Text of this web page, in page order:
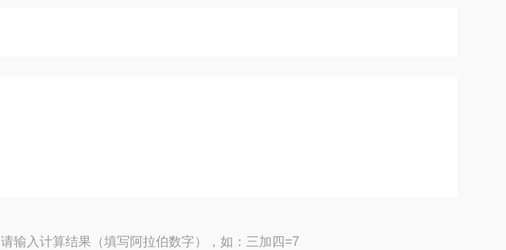
请输入计算结果（填写阿拉伯数字），如：三加四=7